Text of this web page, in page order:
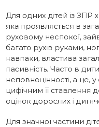
Для одних дітей із ЗПР
яка проявляється в
руховому неспокої,
багато рухів руками,
навпаки, влас­тива
пасивність. Часто в
неповноцінності, а це,
цифічним її ставлення
оцінок дорослих і
Для значної частини